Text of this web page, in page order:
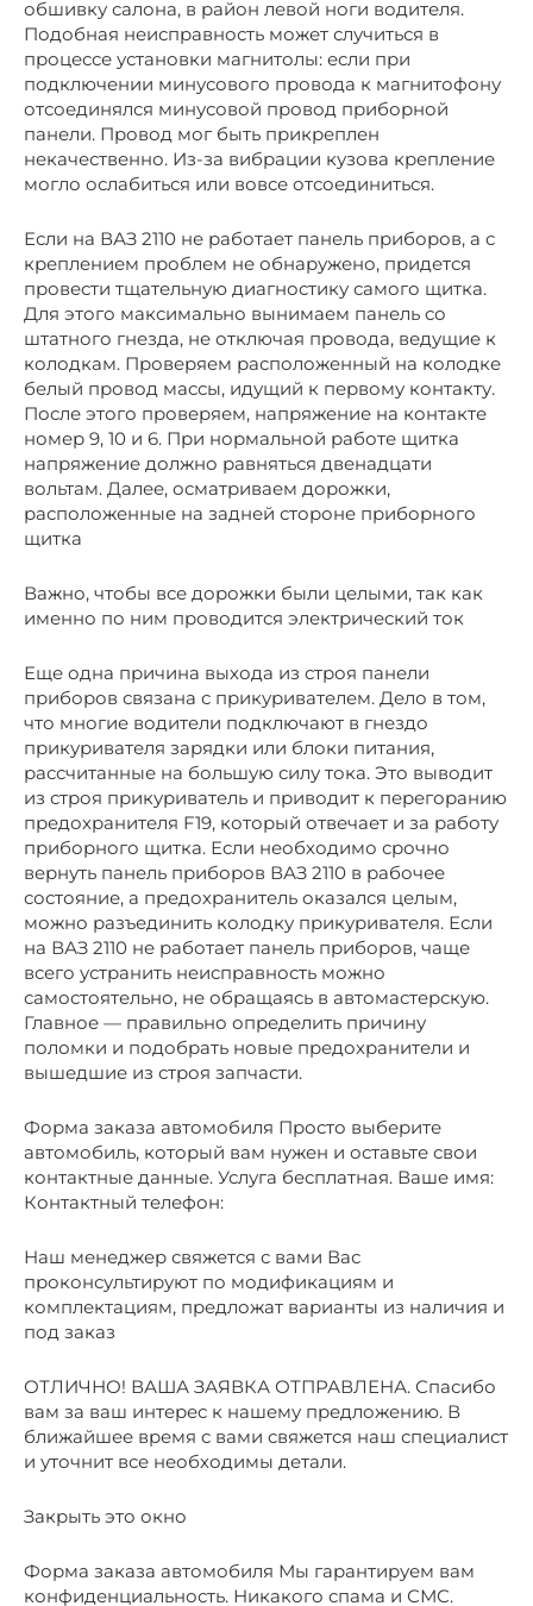
обшивку салона, в район левой ноги водителя.
Подобная неисправность может случиться в
процессе установки магнитолы: если при
подключении минусового провода к магнитофону
отсоединялся минусовой провод приборной
панели. Провод мог быть прикреплен
некачественно. Из-за вибрации кузова крепление
могло ослабиться или вовсе отсоединиться.
Если на ВАЗ 2110 не работает панель приборов, а с
креплением проблем не обнаружено, придется
провести тщательную диагностику самого щитка.
Для этого максимально вынимаем панель со
штатного гнезда, не отключая провода, ведущие к
колодкам. Проверяем расположенный на колодке
белый провод массы, идущий к первому контакту.
После этого проверяем, напряжение на контакте
номер 9, 10 и 6. При нормальной работе щитка
напряжение должно равняться двенадцати
вольтам. Далее, осматриваем дорожки,
расположенные на задней стороне приборного
щитка
Важно, чтобы все дорожки были целыми, так как
именно по ним проводится электрический ток
Еще одна причина выхода из строя панели
приборов связана с прикуривателем. Дело в том,
что многие водители подключают в гнездо
прикуривателя зарядки или блоки питания,
рассчитанные на большую силу тока. Это выводит
из строя прикуриватель и приводит к перегоранию
предохранителя F19, который отвечает и за работу
приборного щитка. Если необходимо срочно
вернуть панель приборов ВАЗ 2110 в рабочее
состояние, а предохранитель оказался целым,
можно разъединить колодку прикуривателя. Если
на ВАЗ 2110 не работает панель приборов, чаще
всего устранить неисправность можно
самостоятельно, не обращаясь в автомастерскую.
Главное — правильно определить причину
поломки и подобрать новые предохранители и
вышедшие из строя запчасти.
Форма заказа автомобиля Просто выберите
автомобиль, который вам нужен и оставьте свои
контактные данные. Услуга бесплатная. Ваше имя:
Контактный телефон:
Наш менеджер свяжется с вами Вас
проконсультируют по модификациям и
комплектациям, предложат варианты из наличия и
под заказ
ОТЛИЧНО! ВАША ЗАЯВКА ОТПРАВЛЕНА. Спасибо
вам за ваш интерес к нашему предложению. В
ближайшее время с вами свяжется наш специалист
и уточнит все необходимы детали.
Закрыть это окно
Форма заказа автомобиля Мы гарантируем вам
конфиденциальность. Никакого спама и СМС.